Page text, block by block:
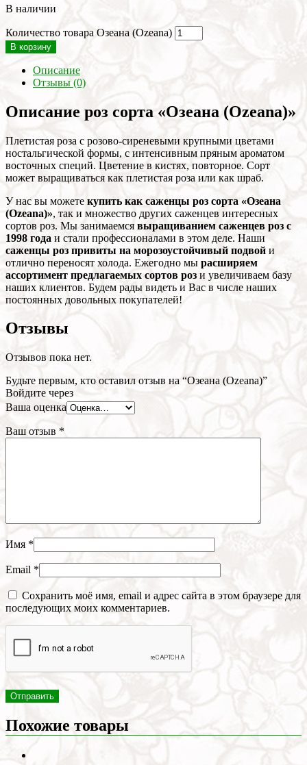
В наличии
Количество товара Озеана (Ozeana)
В корзину
Описание
Отзывы (0)
Описание роз сорта «Озеана (Ozeana)»
Плетистая роза с розово-сиреневыми крупными цветами
ностальгической формы, с интенсивным пряным ароматом
восточных специй. Цветение в кистях, повторное. Сорт
может выращиваться как плетистая роза или как шраб.
У нас вы можете купить как саженцы роз сорта «Озеана
(Ozeana)», так и множество других саженцев интересных
сортов роз. Мы занимаемся выращиванием саженцев роз с
1998 года и стали профессионалами в этом деле. Наши
саженцы роз привиты на морозоустойчивый подвой и
отлично переносят холода. Ежегодно мы расширяем
ассортимент предлагаемых сортов роз и увеличиваем базу
наших клиентов. Будем рады видеть и Вас в числе наших
постоянных довольных покупателей!
Отзывы
Отзывов пока нет.
Будьте первым, кто оставил отзыв на “Озеана (Ozeana)”
Войдите через
Ваша оценка
Ваш отзыв *
Имя *
Email *
Сохранить моё имя, email и адрес сайта в этом браузере для
последующих моих комментариев.
Похожие товары